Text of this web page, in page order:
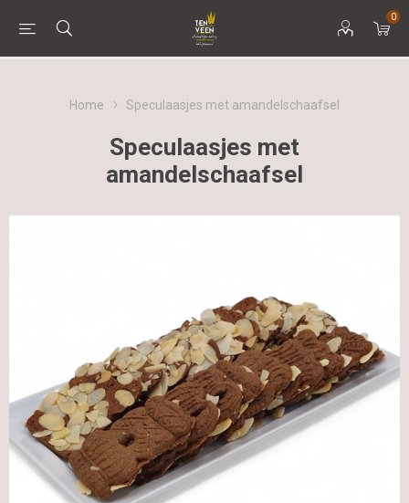
0
Home Speculaasjes met amandelschaafsel
Speculaasjes met
amandelschaafsel